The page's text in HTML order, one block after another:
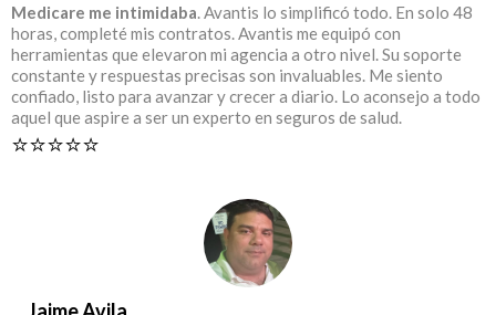
Medicare me intimidaba. Avantis lo simplificó todo. En solo 48
horas, completé mis contratos. Avantis me equipó con
herramientas que elevaron mi agencia a otro nivel. Su soporte
constante y respuestas precisas son invaluables. Me siento
confiado, listo para avanzar y crecer a diario. Lo aconsejo a todo
aquel que aspire a ser un experto en seguros de salud.
⭐️⭐️⭐️⭐️⭐️